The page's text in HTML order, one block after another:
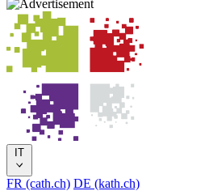
IT
FR (cath.ch) DE (kath.ch)